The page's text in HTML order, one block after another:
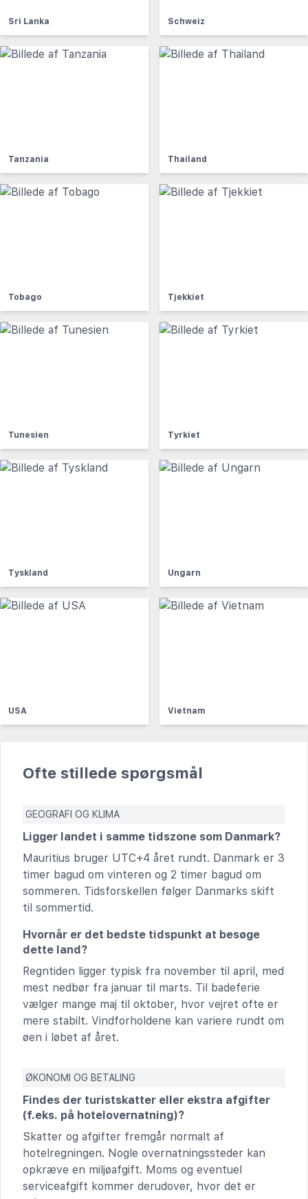
Sri Lanka Schweiz
Tanzania Thailand
Tobago Tjekkiet
Tunesien Tyrkiet
Tyskland Ungarn
USA Vietnam
Ofte stillede spørgsmål
GEOGRAFI OG KLIMA
Ligger landet i samme tidszone som Danmark?
Mauritius bruger UTC+4 året rundt. Danmark er 3
timer bagud om vinteren og 2 timer bagud om
sommeren. Tidsforskellen følger Danmarks skift
til sommertid.
Hvornår er det bedste tidspunkt at besøge
dette land?
Regntiden ligger typisk fra november til april, med
mest nedbør fra januar til marts. Til badeferie
vælger mange maj til oktober, hvor vejret ofte er
mere stabilt. Vindforholdene kan variere rundt om
øen i løbet af året.
ØKONOMI OG BETALING
Findes der turistskatter eller ekstra afgifter
(f.eks. på hotelovernatning)?
Skatter og afgifter fremgår normalt af
hotelregningen. Nogle overnatningssteder kan
opkræve en miljøafgift. Moms og eventuel
serviceafgift kommer derudover, hvor det er